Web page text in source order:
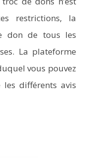
restrictions, la
don de tous les
La plateforme
vous pouvez
les différents avis